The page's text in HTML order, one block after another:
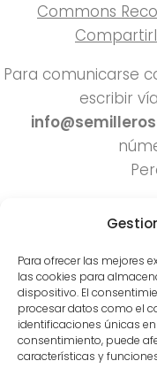
Para ofrecer las mejores
las cookies para
dispositivo. El
procesar datos como el
identificaciones únicas
consentimiento, puede
características y
Commons
Para comunicarse
escribir
Todos los
Funciona con -